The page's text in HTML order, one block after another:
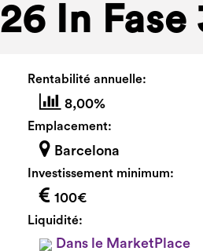
26 In Fase
Rentabilité annuelle:
8,00%
Emplacement:
Barcelona
Investissement minimum:
100€
Liquidité:
Dans le MarketPlace